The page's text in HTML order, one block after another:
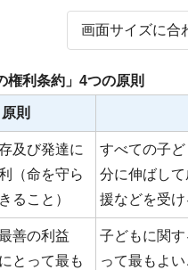
画面サイズに合
権利条約」4つの原則
原則
及び発達に
（命を守ら
ること）
すべての子
分に伸ばし
援などを受
善の利益
とって最も
子どもに関
って最もよ